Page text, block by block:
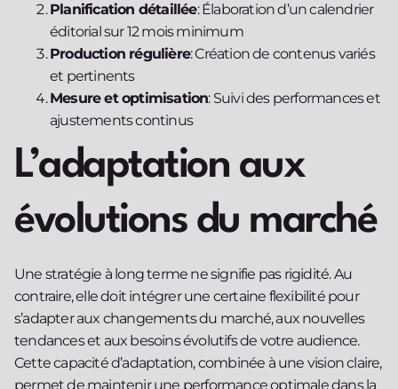
Planification détaillée: Élaboration d’un calendrier
éditorial sur 12 mois minimum
Production régulière: Création de contenus variés
et pertinents
Mesure et optimisation: Suivi des performances et
ajustements continus
L’adaptation aux
évolutions du marché
Une stratégie à long terme ne signifie pas rigidité. Au
contraire, elle doit intégrer une certaine flexibilité pour
s’adapter aux changements du marché, aux nouvelles
tendances et aux besoins évolutifs de votre audience.
Cette capacité d’adaptation, combinée à une vision claire,
permet de maintenir une performance optimale dans la